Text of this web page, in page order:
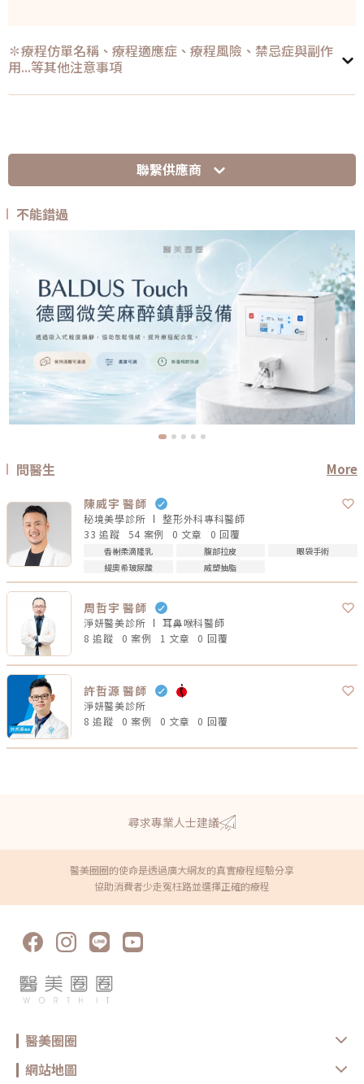
✽療程仿單名稱、療程適應症、療程風險、禁忌症與副作
用...等其他注意事項
聯繫供應商
不能錯過
問醫生 More
陳威宇 醫師
秘境美學診所 整形外科專科醫師
33 追蹤
54 案例 0 文章 0 回覆
香榭柔滴隆乳 腹部拉皮
眼袋手術
緹奧希玻尿酸
威塑抽脂
周哲宇 醫師
淨妍醫美診所 耳鼻喉科醫師
8 追蹤
0 案例 1 文章 0 回覆
許哲源 醫師
淨妍醫美診所
8 追蹤
0 案例 0 文章 0 回覆
尋求專業人士建議
醫美圈圈的使命是透過廣大網友的真實療程經驗分享
協助消費者少走冤枉路並選擇正確的療程
醫美圈圈
網站地圖